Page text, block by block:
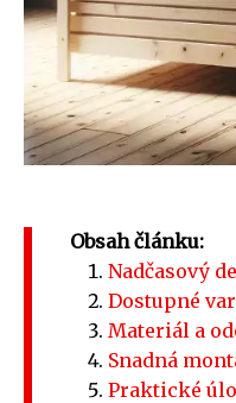
Obsah článku:
Nadčasový
Dostupné
Materiál a
Snadná
Praktické